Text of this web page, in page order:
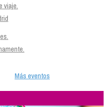
viaje.
Más eventos